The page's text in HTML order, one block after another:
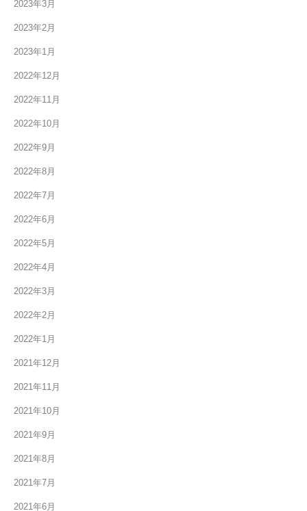
2023年3月
2023年2月
2023年1月
2022年12月
2022年11月
2022年10月
2022年9月
2022年8月
2022年7月
2022年6月
2022年5月
2022年4月
2022年3月
2022年2月
2022年1月
2021年12月
2021年11月
2021年10月
2021年9月
2021年8月
2021年7月
2021年6月